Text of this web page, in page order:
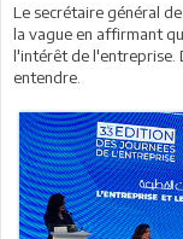
Le secrétaire général
la vague en affirmant
l'intérêt de l'entreprise.
entendre.